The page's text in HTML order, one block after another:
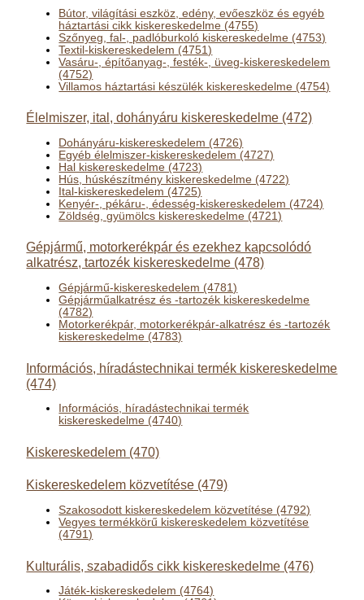
Bútor, világítási eszköz, edény, evőeszköz és egyéb
háztartási cikk kiskereskedelme (4755)
Szőnyeg, fal-, padlóburkoló kiskereskedelme (4753)
Textil-kiskereskedelem (4751)
Vasáru-, építőanyag-, festék-, üveg-kiskereskedelem
(4752)
Villamos háztartási készülék kiskereskedelme (4754)
Élelmiszer, ital, dohányáru kiskereskedelme (472)
Dohányáru-kiskereskedelem (4726)
Egyéb élelmiszer-kiskereskedelem (4727)
Hal kiskereskedelme (4723)
Hús, húskészítmény kiskereskedelme (4722)
Ital-kiskereskedelem (4725)
Kenyér-, pékáru-, édesség-kiskereskedelem (4724)
Zöldség, gyümölcs kiskereskedelme (4721)
Gépjármű, motorkerékpár és ezekhez kapcsolódó
alkatrész, tartozék kiskereskedelme (478)
Gépjármű-kiskereskedelem (4781)
Gépjárműalkatrész és -tartozék kiskereskedelme
(4782)
Motorkerékpár, motorkerékpár-alkatrész és -tartozék
kiskereskedelme (4783)
Információs, híradástechnikai termék kiskereskedelme
(474)
Információs, híradástechnikai termék
kiskereskedelme (4740)
Kiskereskedelem (470)
Kiskereskedelem közvetítése (479)
Szakosodott kiskereskedelem közvetítése (4792)
Vegyes termékkörű kiskereskedelem közvetítése
(4791)
Kulturális, szabadidős cikk kiskereskedelme (476)
Játék-kiskereskedelem (4764)